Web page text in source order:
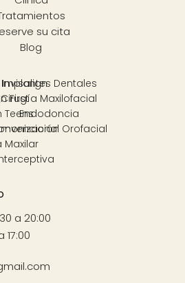
su cita
Blog
First
Teens
Maxilar
Implantes Dentales
Cirugía Maxilofacial
Endodoncia
Orofacial
a 20:00
17:00